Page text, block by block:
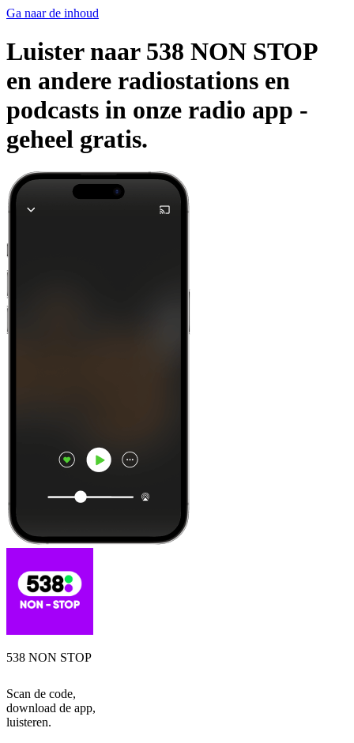
Ga naar de inhoud
Luister naar 538 NON STOP
en andere radiostations en
podcasts in onze radio app -
geheel gratis.
538 NON STOP
Scan de code,
download de app,
luisteren.